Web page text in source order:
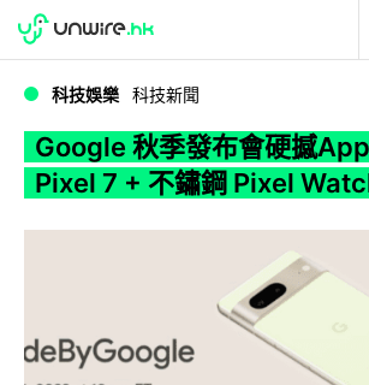
WWDC 2026
科技娛樂 科技新聞
Google 秋季發布會硬撼
Pixel 7 + 不鏽鋼 Pixel